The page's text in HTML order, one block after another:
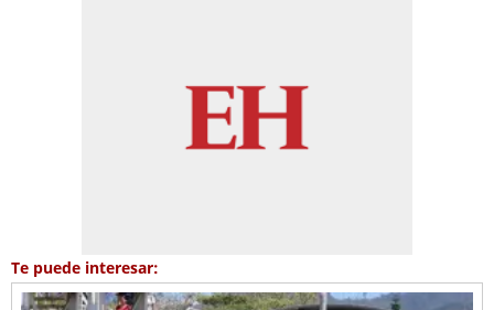
Te puede interesar: